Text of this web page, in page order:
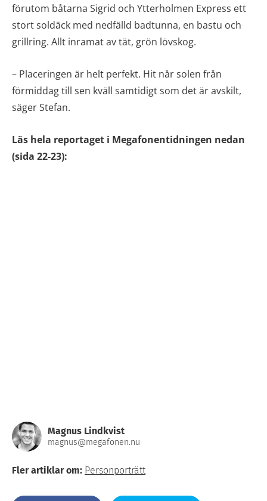
förutom båtarna Sigrid och Ytterholmen Express ett
stort soldäck med nedfälld badtunna, en bastu och
grillring. Allt inramat av tät, grön lövskog.
– Placeringen är helt perfekt. Hit når solen från
förmiddag till sen kväll samtidigt som det är avskilt,
säger Stefan.
Läs hela reportaget i Megafonentidningen nedan
(sida 22-23):
Magnus Lindkvist
magnus@megafonen.nu
Fler artiklar om: Personporträtt